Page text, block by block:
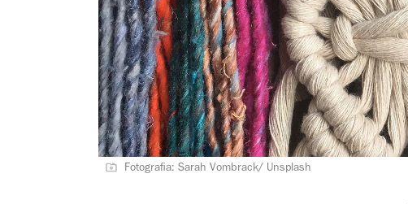
Fotografia: Sarah Vombrack/ Unsplash